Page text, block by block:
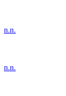
n.n.
n.n.